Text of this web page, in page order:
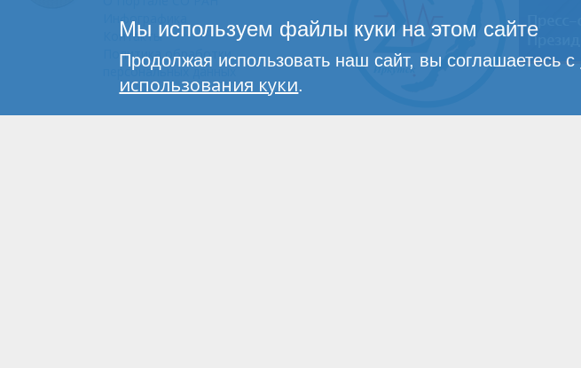
Инфографика
Контакты
Политика обработки
персональных данных
Мы используем файлы куки на этом сайте
Продолжая использовать наш сайт, вы соглашаетесь с
использования куки.